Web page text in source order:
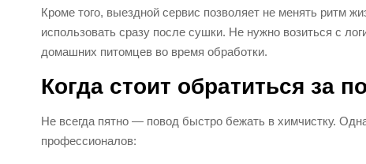
Кроме того, выездной сервис позволяет не менять ритм
использовать сразу после сушки. Не нужно возиться с
домашних питомцев во время обработки.
Когда стоит обратиться за
Не всегда пятно — повод быстро бежать в химчистку.
профессионалов: